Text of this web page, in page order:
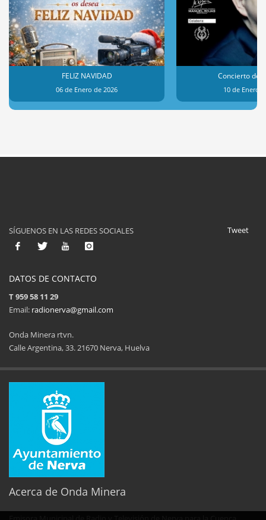
FELIZ NAVIDAD
06 de Enero de 2026
Concierto de
10 de Enero
11ª Feria del Jamón 34 Memorial
Tweet
SÍGUENOS EN LAS REDES SOCIALES
DATOS DE CONTACTO
T 959 58 11 29
Email: radionerva@gmail.com
Onda Minera rtvn.
Calle Argentina, 33. 21670 Nerva, Huelva
Acerca de Onda Minera